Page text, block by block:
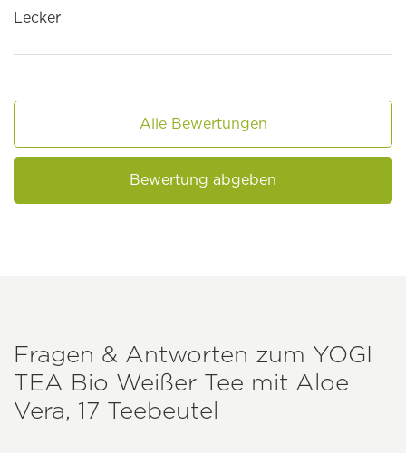
Lecker
Alle Bewertungen
Bewertung abgeben
Fragen & Antworten zum YOGI
TEA Bio Weißer Tee mit Aloe
Vera, 17 Teebeutel